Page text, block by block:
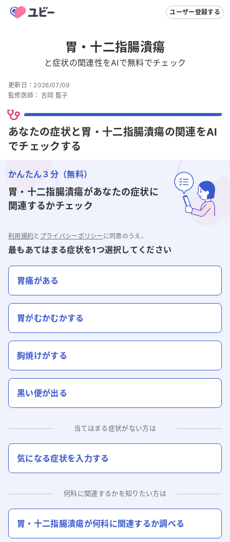
ユーザー登録する
胃・十二指腸潰瘍
と症状の関連性をAIで無料でチェック
更新日： 2026/07/09
監修医師： 吉岡 藍子
あなたの症状と胃・十二指腸潰瘍の関連をAI
でチェックする
かんたん３分（無料）
胃・十二指腸潰瘍があなたの症状に
関連するかチェック
利用規約と プライバシーポリシー に同意のうえ、
最もあてはまる症状を1つ選択してください
胃痛がある
胃がむかむかする
胸焼けがする
黒い便が出る
当てはまる症状がない方は
気になる症状を入力する
何科に関連するかを知りたい方は
胃・十二指腸潰瘍が何科に関連するか調べる